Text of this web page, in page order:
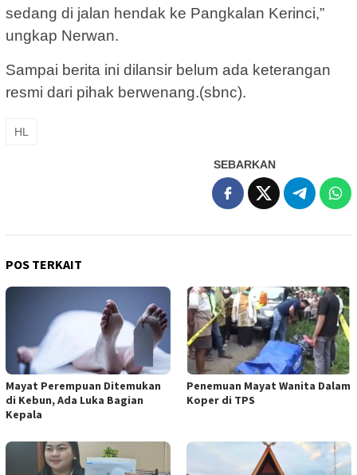
sedang di jalan hendak ke Pangkalan Kerinci,”
ungkap Nerwan.
Sampai berita ini dilansir belum ada keterangan
resmi dari pihak berwenang.(sbnc).
HL
SEBARKAN
POS TERKAIT
Mayat Perempuan Ditemukan
di Kebun, Ada Luka Bagian
Kepala
Penemuan Mayat Wanita Dalam
Koper di TPS